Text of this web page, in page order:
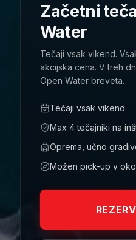
Začetni
Water
Tečaji vsak vikend.
akcijska cena. V treh
Open Water breveta.
Tečaji vsak vikend
Max 4 tečajniki na
Oprema, učno
Možen pick-up v